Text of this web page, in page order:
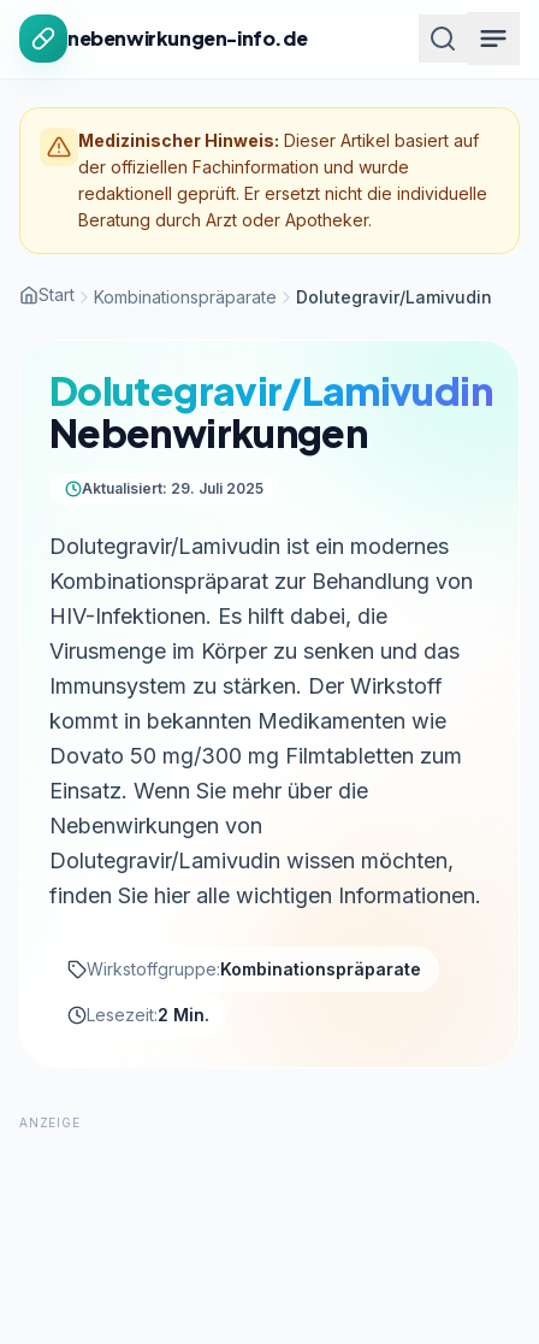
Zum Inhalt springen
nebenwirkungen-info.de
Medizinischer Hinweis: Dieser Artikel basiert auf
der offiziellen Fachinformation und wurde
redaktionell geprüft. Er ersetzt nicht die individuelle
Beratung durch Arzt oder Apotheker.
Start Kombinationspräparate Dolutegravir/Lamivudin
Dolutegravir/Lamivudin
Nebenwirkungen
Aktualisiert: 29. Juli 2025
Dolutegravir/Lamivudin ist ein modernes
Kombinationspräparat zur Behandlung von
HIV-Infektionen. Es hilft dabei, die
Virusmenge im Körper zu senken und das
Immunsystem zu stärken. Der Wirkstoff
kommt in bekannten Medikamenten wie
Dovato 50 mg/300 mg Filmtabletten zum
Einsatz. Wenn Sie mehr über die
Nebenwirkungen von
Dolutegravir/Lamivudin wissen möchten,
finden Sie hier alle wichtigen Informationen.
Wirkstoffgruppe:Kombinationspräparate
Lesezeit:2 Min.
ANZEIGE